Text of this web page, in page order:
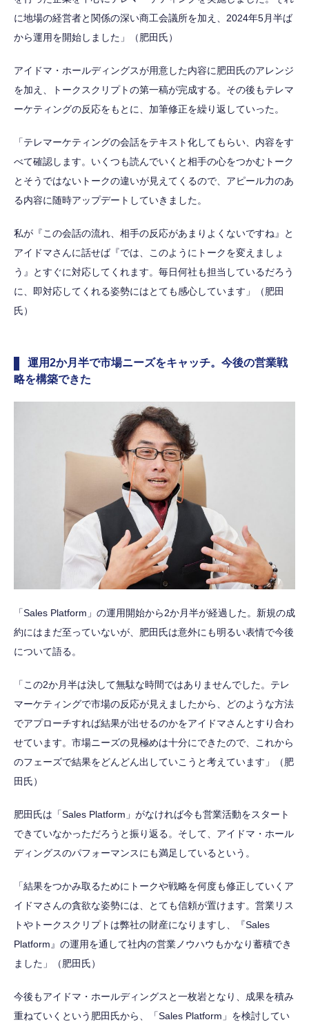
に地場の経営者と関係の深い商工会議所を加え、2024年5月半ば
から運用を開始しました」（肥田氏）
アイドマ・ホールディングスが用意した内容に肥田氏のアレンジ
を加え、トークスクリプトの第一稿が完成する。その後もテレマ
ーケティングの反応をもとに、加筆修正を繰り返していった。
「テレマーケティングの会話をテキスト化してもらい、内容をす
べて確認します。いくつも読んでいくと相手の心をつかむトーク
とそうではないトークの違いが見えてくるので、アピール力のあ
る内容に随時アップデートしていきました。
私が『この会話の流れ、相手の反応があまりよくないですね』と
アイドマさんに話せば『では、このようにトークを変えましょ
う』とすぐに対応してくれます。毎日何社も担当しているだろう
に、即対応してくれる姿勢にはとても感心しています」（肥田
氏）
運用2か月半で市場ニーズをキャッチ。今後の営業戦
略を構築できた
「Sales Platform」の運用開始から2か月半が経過した。新規の成
約にはまだ至っていないが、肥田氏は意外にも明るい表情で今後
について語る。
「この2か月半は決して無駄な時間ではありませんでした。テレ
マーケティングで市場の反応が見えましたから、どのような方法
でアプローチすれば結果が出せるのかをアイドマさんとすり合わ
せています。市場ニーズの見極めは十分にできたので、これから
のフェーズで結果をどんどん出していこうと考えています」（肥
田氏）
肥田氏は「Sales Platform」がなければ今も営業活動をスタート
できていなかっただろうと振り返る。そして、アイドマ・ホール
ディングスのパフォーマンスにも満足しているという。
「結果をつかみ取るためにトークや戦略を何度も修正していくア
イドマさんの貪欲な姿勢には、とても信頼が置けます。営業リス
トやトークスクリプトは弊社の財産になりますし、『Sales
Platform』の運用を通して社内の営業ノウハウもかなり蓄積でき
ました」（肥田氏）
今後もアイドマ・ホールディングスと一枚岩となり、成果を積み
重ねていくという肥田氏から、「Sales Platform」を検討してい